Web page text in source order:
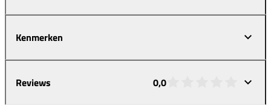
Kenmerken
Reviews 0,0